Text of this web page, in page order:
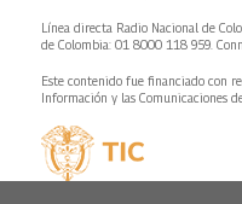
Línea directa Radio Nacional de
de Colombia: 01 8000 118 959.
Este contenido fue financiado con
Información y las Comunicaciones